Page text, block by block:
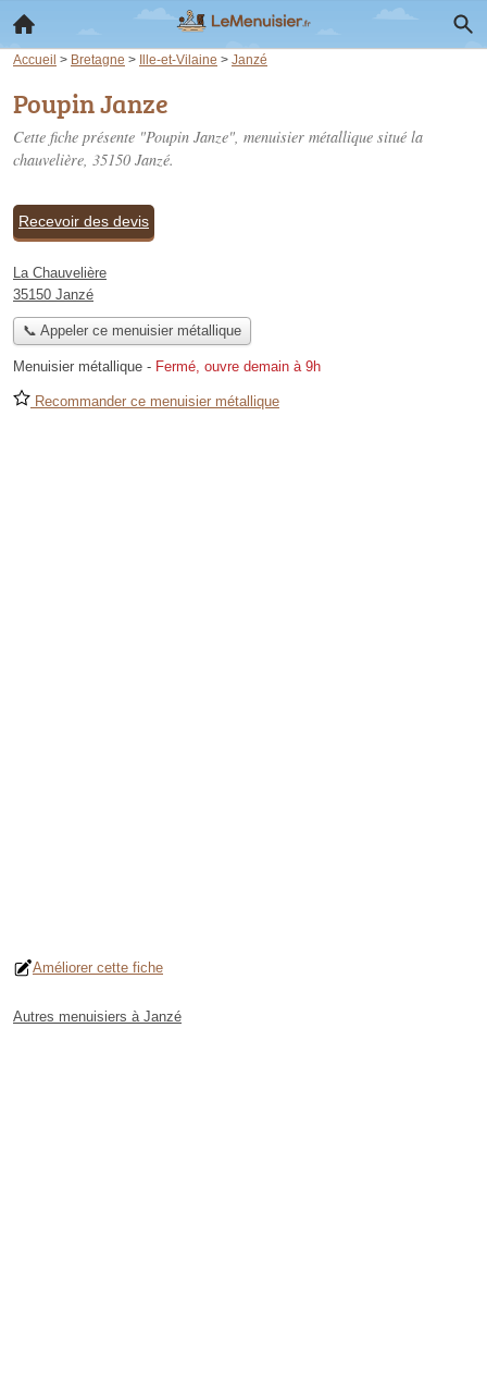
Accueil > Bretagne > Ille-et-Vilaine > Janzé
Poupin Janze
Cette fiche présente "Poupin Janze", menuisier métallique situé la
chauvelière, 35150 Janzé.
Recevoir des devis
La Chauvelière
35150 Janzé
📞 Appeler ce menuisier métallique
Menuisier métallique - Fermé, ouvre demain à 9h
Recommander ce menuisier métallique
Améliorer cette fiche
Autres menuisiers à Janzé